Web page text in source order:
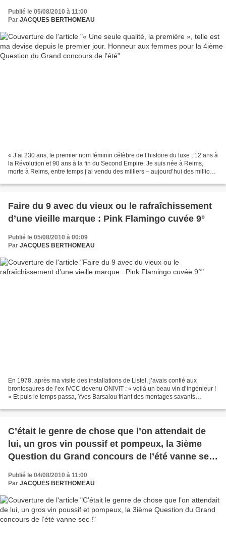
concours de l’été
Publié le 05/08/2010 à 11:00
Par JACQUES BERTHOMEAU
« J’ai 230 ans, le premier nom féminin célèbre de l’histoire du luxe ; 12 ans à
la Révolution et 90 ans à la fin du Second Empire. Je suis née à Reims,
morte à Reims, entre temps j’ai vendu des milliers – aujourd’hui des millions
Faire du 9 avec du vieux ou le rafraîchissement
d’une vieille marque : Pink Flamingo cuvée 9°
Publié le 05/08/2010 à 00:09
Par JACQUES BERTHOMEAU
En 1978, après ma visite des installations de Listel, j’avais confié aux
brontosaures de l’ex IVCC devenu ONIVIT : « voilà un beau vin d’ingénieur !
» Et puis le temps passa, Yves Barsalou friant des montages savants
C’était le genre de chose que l’on attendait de
lui, un gros vin poussif et pompeux, la 3ième
Question du Grand concours de l’été vanne sec
Publié le 04/08/2010 à 11:00
Par JACQUES BERTHOMEAU